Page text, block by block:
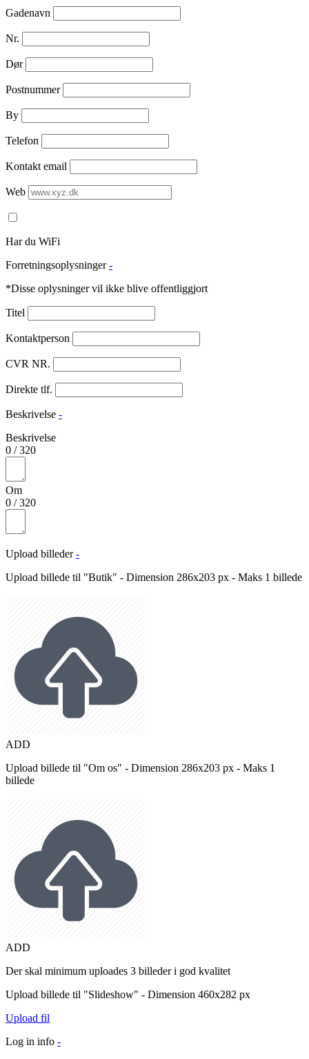
Gadenavn
Nr.
Dør
Postnummer
By
Telefon
Kontakt email
Web
Har du WiFi
Forretningsoplysninger -
*Disse oplysninger vil ikke blive offentliggjort
Titel
Kontaktperson
CVR NR.
Direkte tlf.
Beskrivelse -
Beskrivelse
0 /320
Om
0 /320
Upload billeder -
Upload billede til "Butik" - Dimension 286x203 px - Maks 1 billede
ADD
Upload billede til "Om os" - Dimension 286x203 px - Maks 1
billede
ADD
Der skal minimum uploades 3 billeder i god kvalitet
Upload billede til "Slideshow" - Dimension 460x282 px
Upload fil
Log in info -